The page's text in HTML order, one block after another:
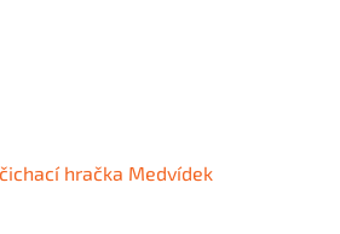
hračka Medvídek